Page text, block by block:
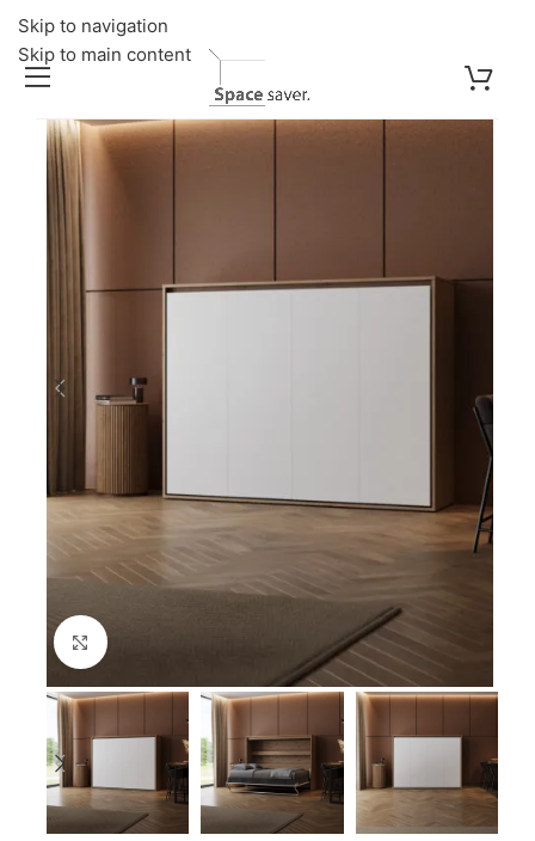
Skip to navigation
Skip to main content
Klicken um zu vergrößern